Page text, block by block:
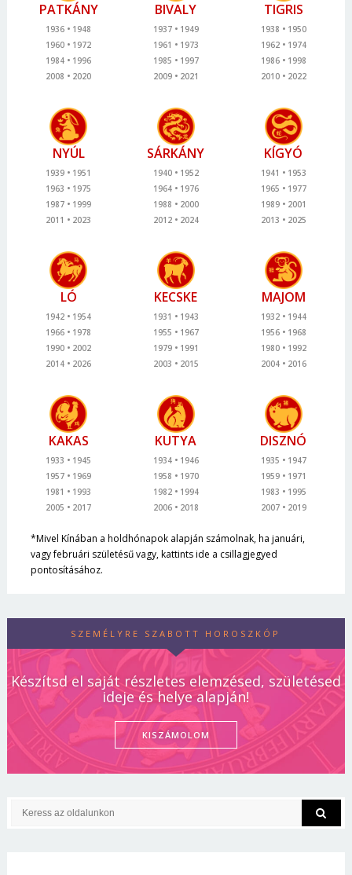
PATKÁNY
1936
1948
1960
1972
1984
1996
2008
2020
BIVALY
1937
1949
1961
1973
1985
1997
2009
2021
TIGRIS
1938
1950
1962
1974
1986
1998
2010
2022
NYÚL
1939
1951
1963
1975
1987
1999
2011
2023
SÁRKÁNY
1940
1952
1964
1976
1988
2000
2012
2024
KÍGYÓ
1941
1953
1965
1977
1989
2001
2013
2025
LÓ
1942
1954
1966
1978
1990
2002
2014
2026
KECSKE
1931
1943
1955
1967
1979
1991
2003
2015
MAJOM
1932
1944
1956
1968
1980
1992
2004
2016
KAKAS
1933
1945
1957
1969
1981
1993
2005
2017
KUTYA
1934
1946
1958
1970
1982
1994
2006
2018
DISZNÓ
1935
1947
1959
1971
1983
1995
2007
2019
*Mivel Kínában a holdhónapok alapján számolnak, ha januári,
vagy februári születésű vagy, kattints ide a csillagjegyed
pontosításához.
SZEMÉLYRE SZABOTT HOROSZKÓP
Készítsd el saját részletes elemzésed, születésed
ideje és helye alapján!
KISZÁMOLOM